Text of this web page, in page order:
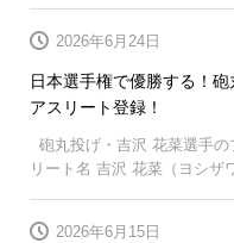
日本選手権で優勝する！
アスリート登録！
2026年6月24日
砲丸投げ・吉沢 花菜選手
リート名 吉沢 花菜（ヨシ
2026年6月15日